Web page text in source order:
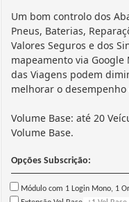
Um bom controlo dos
Pneus, Baterias,
Valores Seguros e dos
mapeamento via Google
das Viagens podem
melhorar o desempenho
Volume Base: até 20
Volume Base.
Opções Subscrição:
Módulo com 1 Login Mono, 1